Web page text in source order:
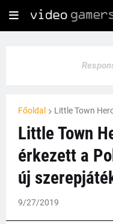
Főoldal Little Town
Little Town
érkezett a
új
9/27/2019